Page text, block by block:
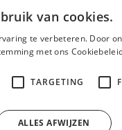
Gebruiker
van cookies.
te verbeteren. Door
met ons
TARGETING
ALLES AFWIJZEN